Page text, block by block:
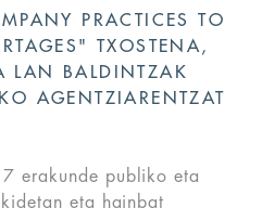
PRACTICES TO
TXOSTENA,
LAN BALDINTZAK
AGENTZIARENTZAT
erakunde publiko eta
eta hainbat